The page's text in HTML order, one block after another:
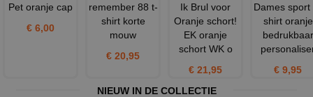
Pet oranje cap
€ 6,00
remember 88 t-
shirt korte
mouw
€ 20,95
Ik Brul voor
Oranje schort!
EK oranje
schort WK o
€ 21,95
Dames sport
shirt oranje
bedrukbaar
€ 9,95
NIEUW IN DE COLLECTIE